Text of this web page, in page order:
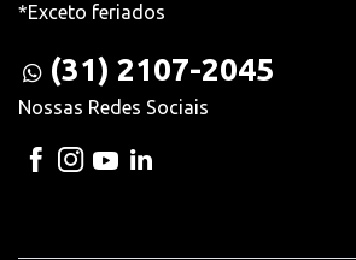
*Exceto feriados
(31) 2107-2045
Nossas Redes Sociais